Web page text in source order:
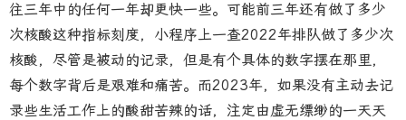
往三年中的任何一年却更快一些。可能前三年还有做了多少
次核酸这种指标刻度，小程序上一查2022年排队做了多少次
核酸，尽管是被动的记录，但是有个具体的数字摆在那里，
每个数字背后是艰难和痛苦。而2023年，如果没有主动去记
录些生活工作上的酸甜苦辣的话，注定由虚无缥缈的一天天